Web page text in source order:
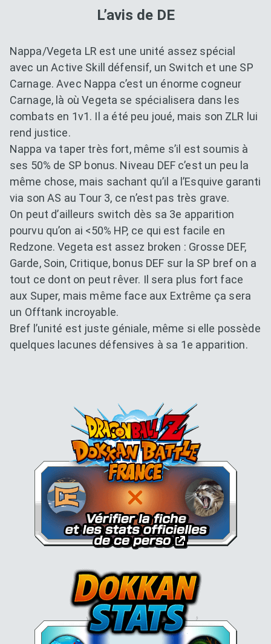
L’avis de DE
Nappa/Vegeta LR est une unité assez spécial
avec un Active Skill défensif, un Switch et une SP
Carnage. Avec Nappa c’est un énorme cogneur
Carnage, là où Vegeta se spécialisera dans les
combats en 1v1. Il a été peu joué, mais son ZLR lui
rend justice.
Nappa va taper très fort, même s’il est soumis à
ses 50% de SP bonus. Niveau DEF c’est un peu la
même chose, mais sachant qu’il a l’Esquive garanti
via son AS au Tour 3, ce n’est pas très grave.
On peut d’ailleurs switch dès sa 3e apparition
pourvu qu’on ai <50% HP, ce qui est facile en
Redzone. Vegeta est assez broken : Grosse DEF,
Garde, Soin, Critique, bonus DEF sur la SP bref on a
tout ce dont on peut rêver. Il sera plus fort face
aux Super, mais même face aux Extrême ça sera
un Offtank incroyable.
Bref l’unité est juste géniale, même si elle possède
quelques lacunes défensives à sa 1e apparition.
Dokkan Essentials x Dragon